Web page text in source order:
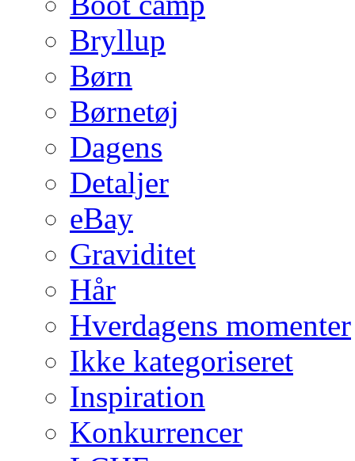
Bryllup
Børn
Børnetøj
Dagens
Detaljer
eBay
Graviditet
Hår
Hverdagens momenter
Ikke kategoriseret
Inspiration
Konkurrencer